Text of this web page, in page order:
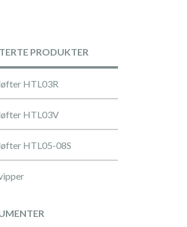
PRODUKTER
HTL03R
HTL03V
HTL05-08S